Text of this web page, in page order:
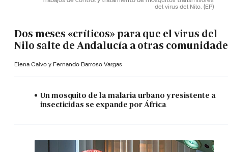
del virus del Nilo. (EP)
Dos meses «críticos» para que el virus del
Nilo salte de Andalucía a otras
Elena Calvo y Fernando Barroso Vargas
Un mosquito de la malaria urbano y resistente a
insecticidas se expande por África